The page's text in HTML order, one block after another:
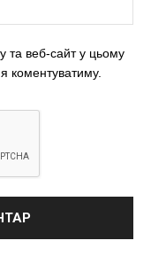
та веб-сайт у цьому
коментуватиму.